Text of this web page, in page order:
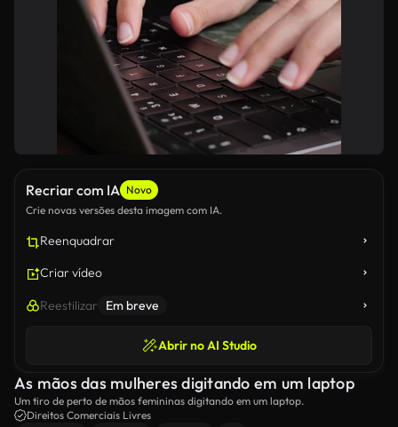
Recriar com IA Novo
Crie novas versões desta imagem com IA.
Reenquadrar
Criar vídeo
Reestilizar Em breve
Abrir no AI Studio
As mãos das mulheres digitando em um laptop
Um tiro de perto de mãos femininas digitando em um laptop.
Direitos Comerciais Livres